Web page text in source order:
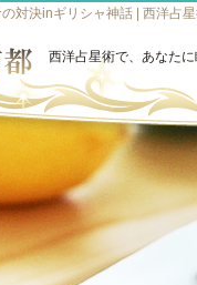
対決inギリシャ神話 | 西洋占
西洋占星術で、あなた